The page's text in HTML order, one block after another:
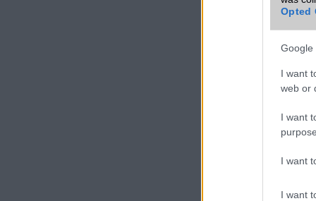
Opted
Google
I want
web or
I want
I want
I want